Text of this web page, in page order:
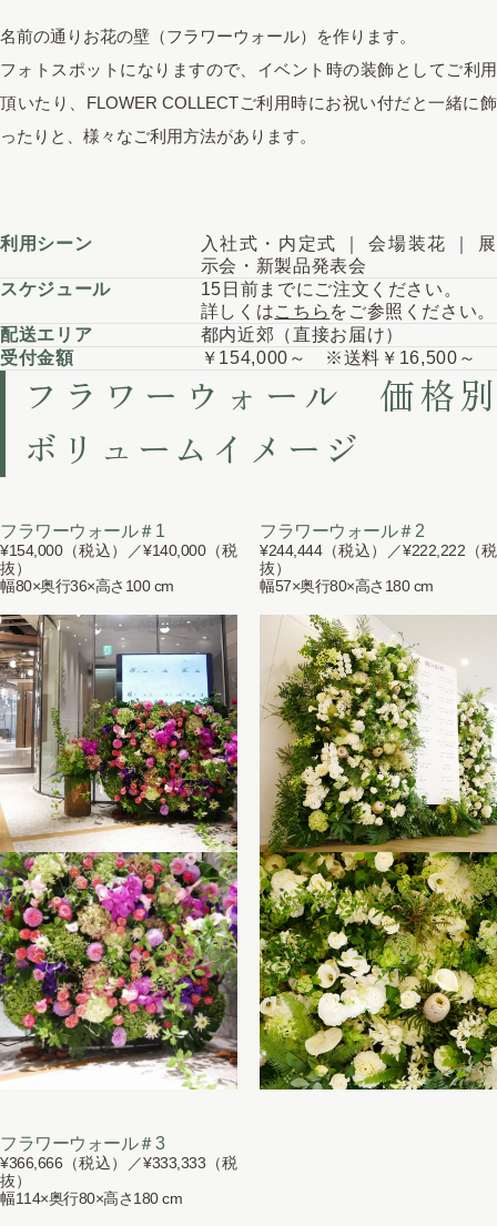
名前の通りお花の壁（フラワーウォール）を作ります。
フォトスポットになりますので、イベント時の装飾としてご利用
頂いたり、FLOWER COLLECTご利用時にお祝い付だと一緒に飾
ったりと、様々なご利用方法があります。
利用シーン
入社式・内定式 ｜ 会場装花 ｜ 展
示会・新製品発表会
スケジュール
15日前までにご注文ください。
詳しくはこちら をご参照ください。
配送エリア
都内近郊（直接お届け）
受付金額
￥154,000～ ※送料￥16,500～
フラワーウォール 価格別
ボリュームイメージ
フラワーウォール＃1
¥154,000（税込）／¥140,000（税
抜）
幅80×奥行36×高さ100 cm
フラワーウォール＃2
¥244,444（税込）／¥222,222（税
抜）
幅57×奥行80×高さ180 cm
フラワーウォール＃3
¥366,666（税込）／¥333,333（税
抜）
幅114×奥行80×高さ180 cm